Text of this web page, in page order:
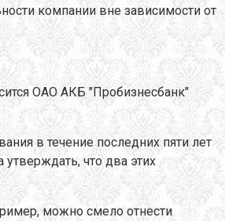
компании вне зависимости от
ОАО АКБ "Пробизнесбанк"
в течение последних пяти лет
что два этих
можно смело отнести